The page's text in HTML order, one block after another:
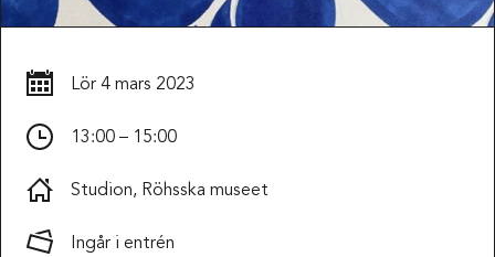
Lör 4 mars 2023
13:00 – 15:00
Studion, Röhsska museet
Ingår i entrén